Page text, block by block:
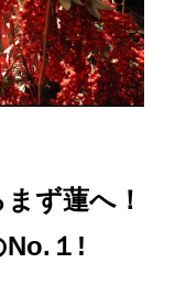
ず蓮へ！
No.１!